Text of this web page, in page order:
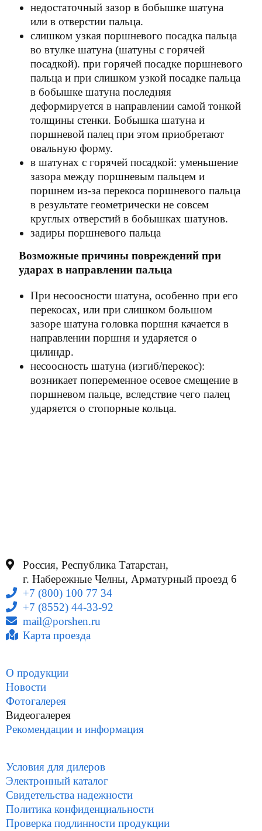
недостаточный зазор в бобышке шатуна
или в отверстии пальца.
слишком узкая поршневого посадка пальца
во втулке шатуна (шатуны с горячей
посадкой). при горячей посадке поршневого
пальца и при слишком узкой посадке пальца
в бобышке шатуна последняя
деформируется в направлении самой тонкой
толщины стенки. Бобышка шатуна и
поршневой палец при этом приобретают
овальную форму.
в шатунах с горячей посадкой: уменьшение
зазора между поршневым пальцем и
поршнем из-за перекоса поршневого пальца
в результате геометрически не совсем
круглых отверстий в бобышках шатунов.
задиры поршневого пальца
Возможные причины повреждений при
ударах в направлении пальца
При несоосности шатуна, особенно при его
перекосах, или при слишком большом
зазоре шатуна головка поршня качается в
направлении поршня и ударяется о
цилиндр.
несоосность шатуна (изгиб/перекос):
возникает попеременное осевое смещение в
поршневом пальце, вследствие чего палец
ударяется о стопорные кольца.
Россия, Республика Татарстан,
г. Набережные Челны, Арматурный проезд 6
+7 (800) 100 77 34
+7 (8552) 44-33-92
mail@porshen.ru
Карта проезда
О продукции
Новости
Фотогалерея
Видеогалерея
Рекомендации и информация
Условия для дилеров
Электронный каталог
Свидетельства надежности
Политика конфиденциальности
Проверка подлинности продукции